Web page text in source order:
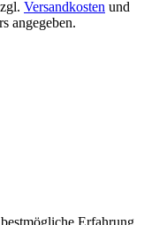
Versandkosten und
angegeben.
Erfahrung